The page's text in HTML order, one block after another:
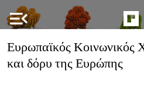
menu_open
Ευρωπαϊκός Κοινωνικός
και δόρυ της Ευρώπης